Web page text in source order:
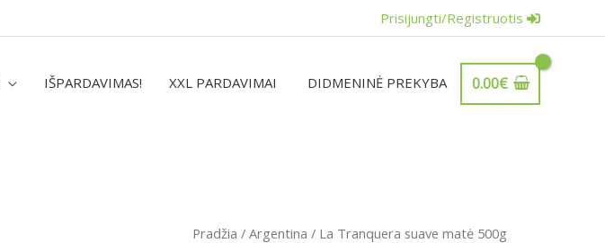
Prisijungti/Registruotis
IŠPARDAVIMAS! XXL PARDAVIMAI DIDMENINĖ PREKYBA 0.00€
Pradžia /Argentina / La Tranquera suave matė 500g